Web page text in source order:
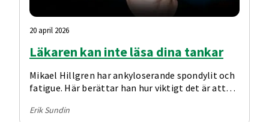
20 april 2026
Läkaren kan inte läsa dina tankar
Mikael Hillgren har ankyloserande spondylit och
fatigue. Här berättar han hur viktigt det är att
Erik Sundin